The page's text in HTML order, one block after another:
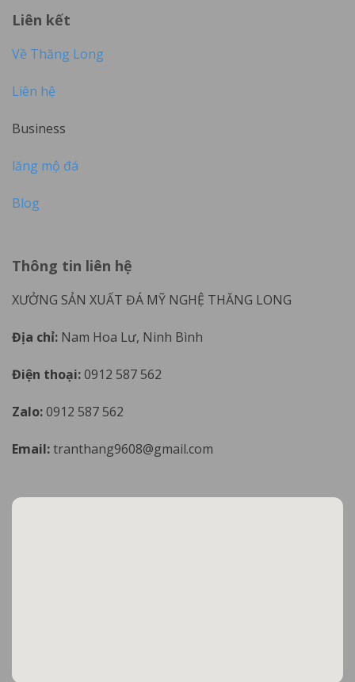
Liên kết
Về Thăng Long
Liên hệ
Business
lăng mộ đá
Blog
Thông tin liên hệ
XƯỞNG SẢN XUẤT ĐÁ MỸ NGHỆ THĂNG LONG
Địa chỉ: Nam Hoa Lư, Ninh Bình
Điện thoại:0912 587 562
Zalo:0912 587 562
Email:tranthang9608@gmail.com